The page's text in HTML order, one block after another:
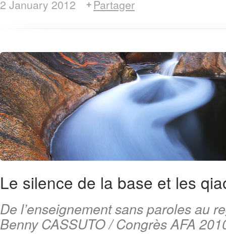
2 January 2012 Partager
Le silence de la base et les
De l’enseignement sans paroles au
Benny CASSUTO / Congrès AFA